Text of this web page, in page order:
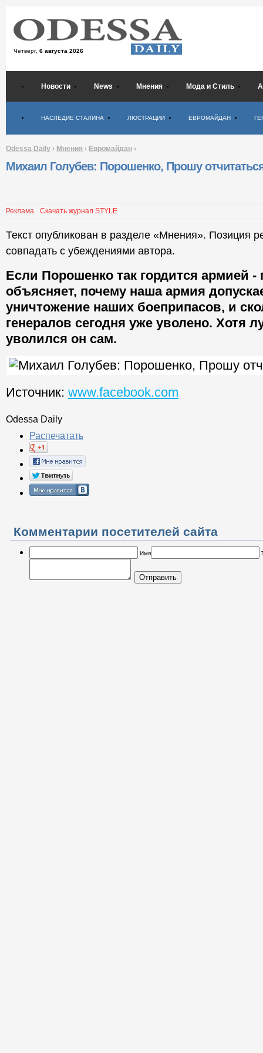
Четверг, 6 августа 2026
Новости News Мнения Мода и Стиль
НАСЛЕДИЕ СТАЛИНА ЛЮСТРАЦИИ ЕВРОМАЙДАН
Odessa Daily › Мнения › Евромайдан ›
Михаил Голубев: Порошенко, Прошу
Реклама Скачать журнал STYLE
Текст опубликован в разделе «Мнения». Позиция
совпадать с убеждениями автора.
Если Порошенко так гордится армией -
объясняет, почему наша армия
уничтожение наших боеприпасов, и
генералов сегодня уже уволено. Хотя
уволился он сам.
Источник: www.facebook.com
Odessa Daily
Распечатать
Комментарии посетителей сайта
Имя
Отправить